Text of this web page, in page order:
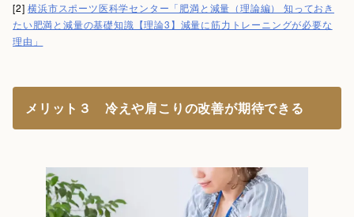
[2]横浜市スポーツ医科学センター「肥満と減量（理論編） 知っておき
たい肥満と減量の基礎知識【理論3】減量に筋力トレーニングが必要な
理由」
メリット３ 冷えや肩こりの改善が期待できる